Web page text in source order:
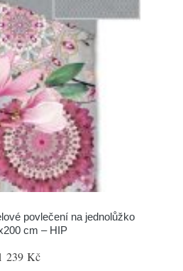
povlečení na jednolůžko
cm – HIP
239 Kč